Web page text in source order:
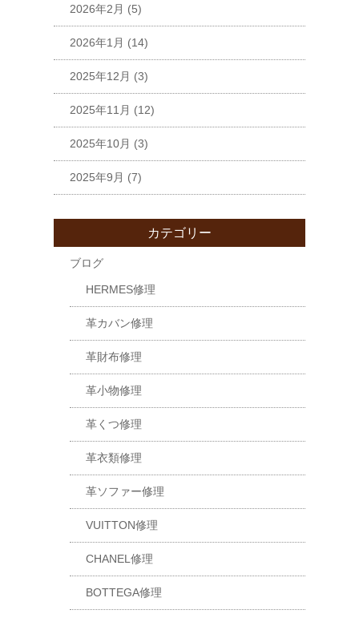
2026年2月 (5)
2026年1月 (14)
2025年12月 (3)
2025年11月 (12)
2025年10月 (3)
2025年9月 (7)
カテゴリー
ブログ
HERMES修理
革カバン修理
革財布修理
革小物修理
革くつ修理
革衣類修理
革ソファー修理
VUITTON修理
CHANEL修理
BOTTEGA修理